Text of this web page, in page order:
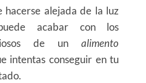
hacerse alejada de la luz
acabar con los
de unalimento
intentas conseguir en tu